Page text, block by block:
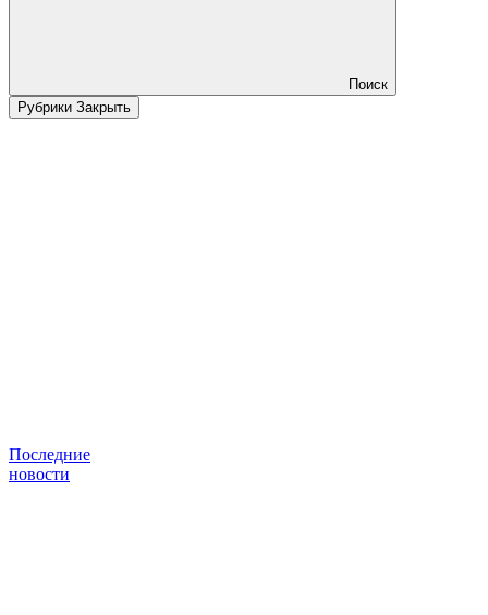
Поиск
Рубрики Закрыть
Последние
новости